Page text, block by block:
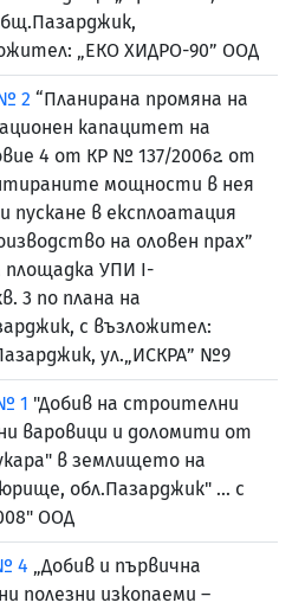
„ЕКО ХИДРО-90” ООД
2 “Планирана промяна на
капацитет на
4 от КР № 137/2006г. от
мощности в нея
в експлоатация
на оловен прах”
УПИ І-
3 по плана на
с възложител:
ул.„ИСКРА” №9
1 "Добив на строителни
варовици и доломити от
в землището на
обл.Пазарджик" ... с
ООД
4 „Добив и първична
полезни изкопаеми –